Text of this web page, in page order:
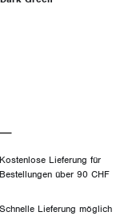
Kostenlose Lieferung für
Bestellungen über 90 CHF
Schnelle Lieferung möglich